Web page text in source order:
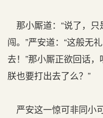
那小厮道：“说了，
闯。”严安道：“这般无
去！”那小厮正欲回话
朕也要打出去了么？”
严安这一惊可非同小